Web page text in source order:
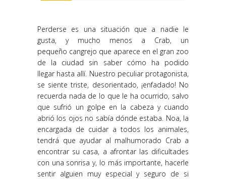
Perderse es una situación que a nadie le
gusta, y mucho menos a Crab, un
pequeño cangrejo que aparece en el gran zoo
de la ciudad sin saber cómo ha podido
llegar hasta allí. Nuestro peculiar protagonista,
se siente triste, desorientado, ¡enfadado! No
recuerda nada de lo que le ha ocurrido, salvo
que sufrió un golpe en la cabeza y cuando
abrió los ojos no sabía dónde estaba. Noa, la
encargada de cuidar a todos los animales,
tendrá que ayudar al malhumorado Crab a
encontrar su casa, a afrontar las dificultades
con una sonrisa y, lo más importante, hacerle
sentir alguien muy especial y seguro de si